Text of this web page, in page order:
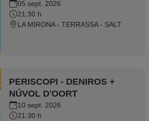
05 sept. 2026
21:30 h
LA MIRONA - TERRASSA - SALT
PERISCOPI - DENIROS +
NÚVOL D'OORT
10 sept. 2026
21:30 h